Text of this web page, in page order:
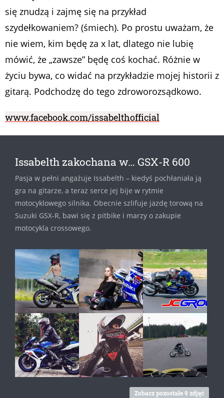
się znudzą i zajmę się na przykład
szydełkowaniem? (śmiech). Po prostu uważam, że
nie wiem, kim będę za x lat, dlatego nie lubię
mówić, że „zawsze” będę coś kochać. Różnie w
życiu bywa, co widać na przykładzie mojej historii z
gitarą. Podchodzę do tego zdroworozsądkowo.
www.facebook.com/issabelthofficial
Issabelth zakochana w… GSX-R 600
Pasja w pełni angażuje Issabelth – kiedyś pochłaniała ją
gra na gitarze, a teraz serce jej bije w rytmie
motocyklowego silnika. Obecnie szlifuje jazdę torową na
Suzuki GSX-R, bawi się z pitbike i marzy o zakupie
motocykla crossowego.
Zobacz pozostałe 9 zdjęć